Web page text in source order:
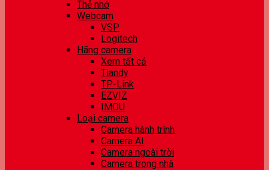
Thẻ nhớ
Webcam
VSP
Logitech
Hãng camera
Xem tất cả
Tiandy
TP-Link
EZVIZ
IMOU
Loại camera
Camera hành trình
Camera AI
Camera ngoài trời
Camera trong nhà